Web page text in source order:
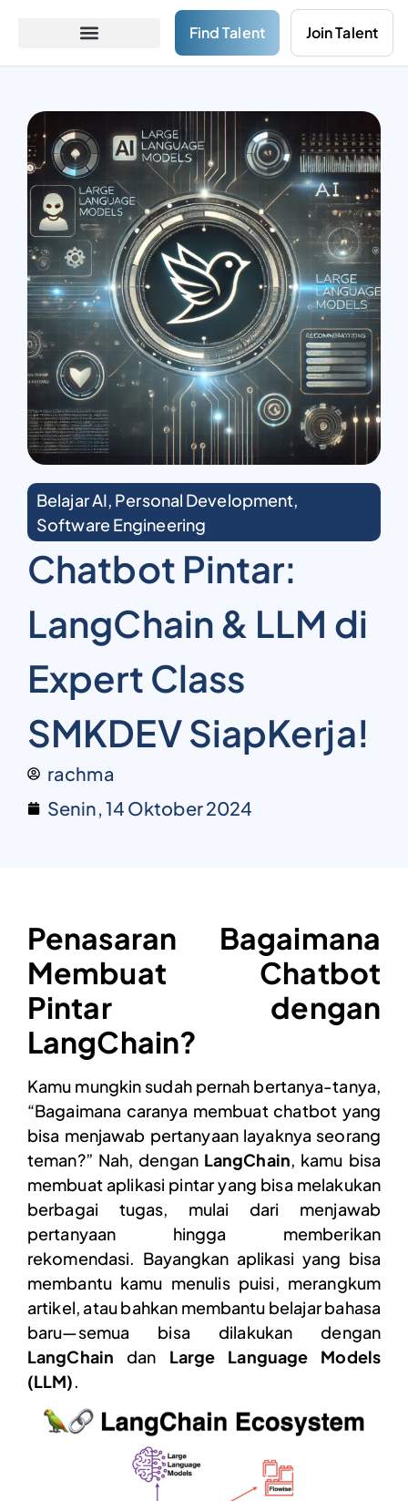
Find Talent Join Talent
Belajar AI, Personal Development,
Software Engineering
Chatbot Pintar:
LangChain & LLM di
Expert Class
SMKDEV SiapKerja!
rachma
Senin, 14 Oktober 2024
Penasaran Bagaimana
Membuat Chatbot
Pintar dengan
LangChain?
Kamu mungkin sudah pernah bertanya-tanya,
“Bagaimana caranya membuat chatbot yang
bisa menjawab pertanyaan layaknya seorang
teman?” Nah, dengan LangChain, kamu bisa
membuat aplikasi pintar yang bisa melakukan
berbagai tugas, mulai dari menjawab
pertanyaan hingga memberikan
rekomendasi. Bayangkan aplikasi yang bisa
membantu kamu menulis puisi, merangkum
artikel, atau bahkan membantu belajar bahasa
baru—semua bisa dilakukan dengan
LangChain dan Large Language Models
(LLM).